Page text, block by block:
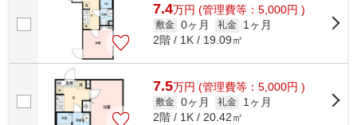
7.4万円 (管理費等：5,000円 )
敷金 0ヶ月 礼金
1ヶ月
2階 / 1K / 19.09㎡
7.5万円 (管理費等：5,000円 )
敷金 0ヶ月 礼金
1ヶ月
2階 / 1K / 20.42㎡